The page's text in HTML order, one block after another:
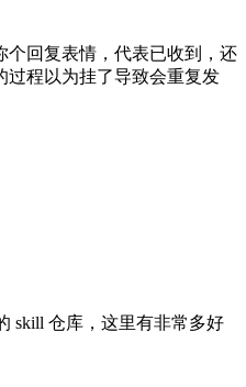
个回复表情，代表已收到，还
过程以为挂了导致会重复发
skill 仓库，这里有非常多好